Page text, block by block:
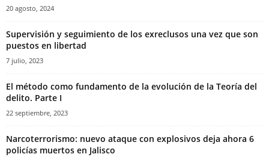
20 agosto, 2024
Supervisión y seguimiento de los exreclusos una vez que son
puestos en libertad
7 julio, 2023
El método como fundamento de la evolución de la Teoría del
delito. Parte I
22 septiembre, 2023
Narcoterrorismo: nuevo ataque con explosivos deja ahora 6
policías muertos en Jalisco